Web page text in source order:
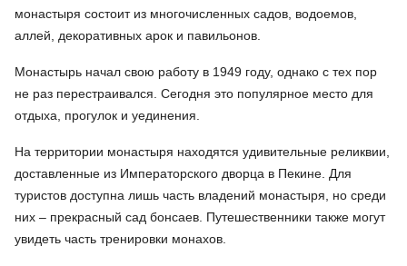
монастыря состоит из многочисленных садов, водоемов,
аллей, декоративных арок и павильонов.
Монастырь начал свою работу в 1949 году, однако с тех пор
не раз перестраивался. Сегодня это популярное место для
отдыха, прогулок и уединения.
На территории монастыря находятся удивительные реликвии,
доставленные из Императорского дворца в Пекине. Для
туристов доступна лишь часть владений монастыря, но среди
них – прекрасный сад бонсаев. Путешественники также могут
увидеть часть тренировки монахов.